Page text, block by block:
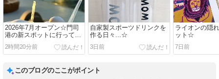
2026年7月オープン☆門司
港の新スポットに行ってみ
た。
2時間20分前
自家製スポーツドリンクを
作る日々...☆
3日前
ライオンの隠
ット☆
7日前
このブログのここがポイント